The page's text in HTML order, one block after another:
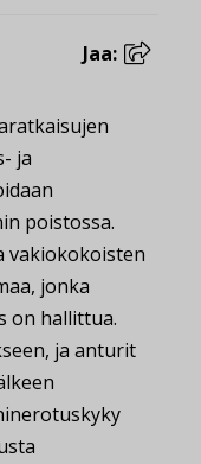
Jaa:
ja
poistossa.
vakiokokoisten
jonka
on hallittua.
ja anturit